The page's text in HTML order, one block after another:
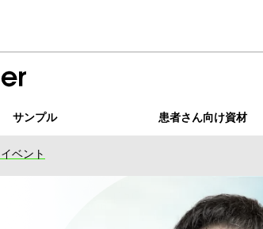
サンプル 患者さん向け資材
ベント